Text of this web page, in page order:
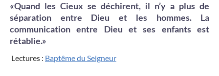
«Quand les Cieux se déchirent, il n’y a plus de
séparation entre Dieu et les hommes. La
communication entre Dieu et ses enfants est
rétablie.»
Lectures : Baptême du Seigneur